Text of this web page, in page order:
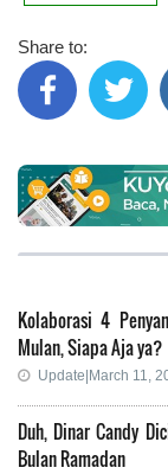
Share to:
Kolaborasi 4
Mulan, Siapa Aja ya?
Update|March 11,
Duh, Dinar Candy
Bulan Ramadan